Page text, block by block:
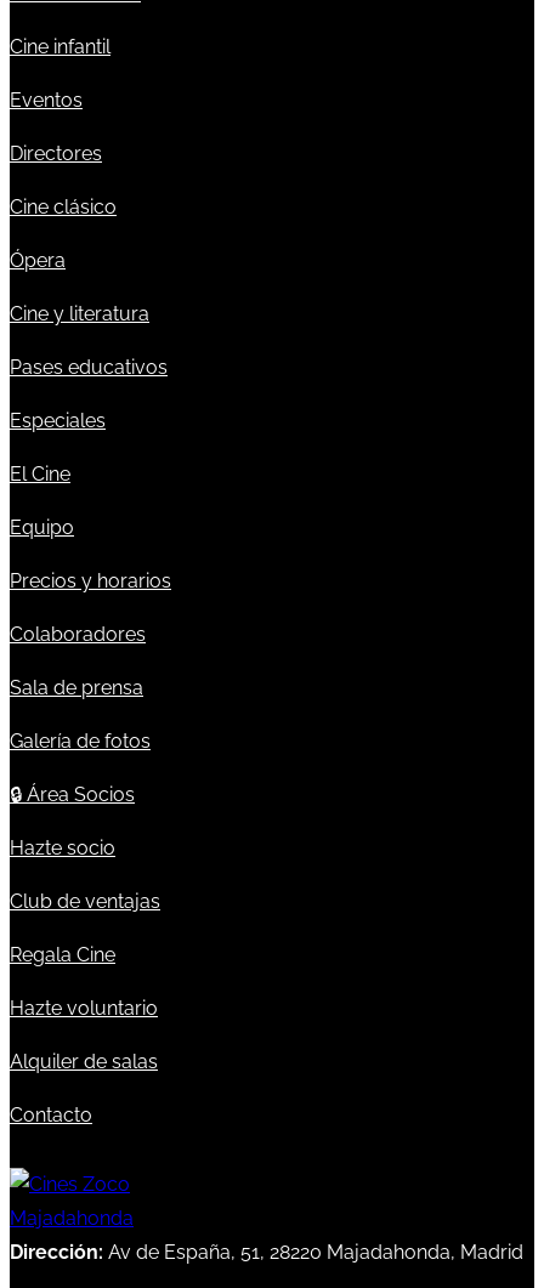
Cine infantil
Eventos
Directores
Cine clásico
Ópera
Cine y literatura
Pases educativos
Especiales
El Cine
Equipo
Precios y horarios
Colaboradores
Sala de prensa
Galería de fotos
🔒 Área Socios
Hazte socio
Club de ventajas
Regala Cine
Hazte voluntario
Alquiler de salas
Contacto
Dirección: Av de España, 51, 28220 Majadahonda, Madrid